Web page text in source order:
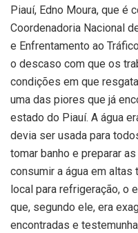
Piauí, Edno Moura, que é
Coordenadoria Nacional
e Enfrentamento ao
o descaso com que os
condições em que
uma das piores que já
estado do Piauí. A água
devia ser usada para
tomar banho e preparar
consumir a água em altas
local para refrigeração, o
que, segundo ele, era
encontradas e